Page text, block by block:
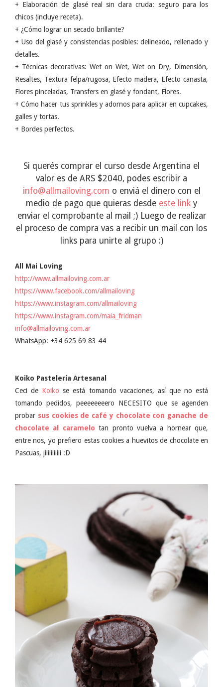
+ Elaboración de glasé real sin clara cruda: seguro para los
chicos (incluye receta).
+ ¿Cómo lograr un secado brillante?
+ Uso del glasé y consistencias posibles: delineado, rellenado y
detalles.
+ Técnicas decorativas: Wet on Wet, Wet on Dry, Dimensión,
Resaltes, Textura felpa/rugosa, Efecto madera, Efecto canasta,
Flores pinceladas, Transfers en glasé y fondant, Flores.
+ Cómo hacer tus sprinkles y adornos para aplicar en cupcakes,
galles y tortas.
+ Bordes perfectos.
Si querés comprar el curso desde Argentina el
valor es de ARS $2040, podes escribir a
info@allmailoving.com o enviá el dinero con el
medio de pago que quieras desde este link y
enviar el comprobante al mail ;) Luego de realizar
el proceso de compra vas a recibir un mail con los
links para unirte al grupo :)
All Mai Loving
http://www.allmailoving.com.ar
https://www.facebook.com/allmailoving
https://www.instagram.com/allmailoving
https://www.instagram.com/maia_fridman
info@allmailoving.com.ar
WhatsApp: +34 625 69 83 44
Koiko Pastelería Artesanal
Ceci de Koiko se está tomando vacaciones, así que no está
tomando pedidos, peeeeeeeero NECESITO que se agenden
probar sus cookies de café y chocolate con ganache de
chocolate al caramelo tan pronto vuelva a hornear que,
entre nos, yo prefiero estas cookies a huevitos de chocolate en
Pascuas, jiiiiiiiiiii :D